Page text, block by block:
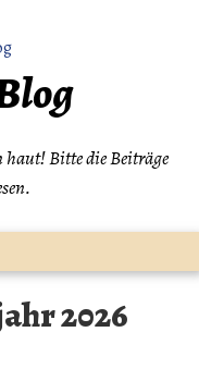
haut! Bitte die Beiträge
2026